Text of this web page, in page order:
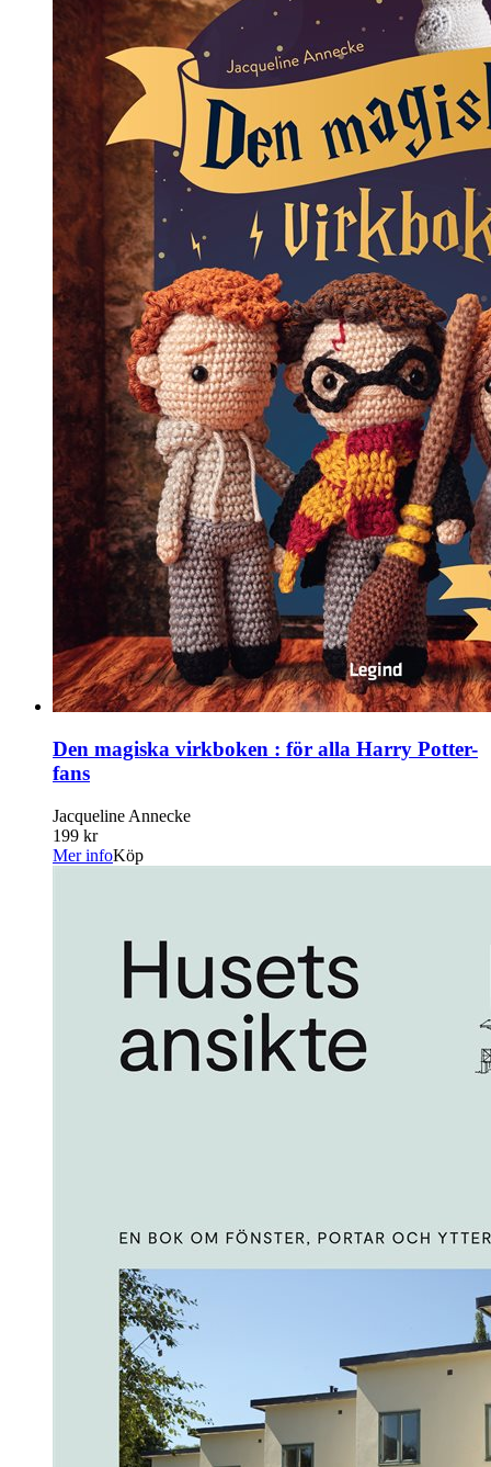
Den magiska virkboken : för alla Harry Potter-
fans
Jacqueline Annecke
199 kr
Mer infoKöp